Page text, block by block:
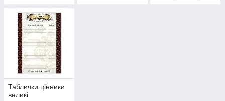
Таблички цінники
великі